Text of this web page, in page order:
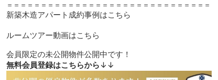
＝＝＝＝＝＝＝＝＝＝＝＝＝＝＝＝＝＝＝＝＝＝＝＝＝＝＝＝＝＝
新築木造アパート成約事例はこちら
ルームツアー動画はこちら
会員限定の未公開物件公開中です！
無料会員登録はこちらから ↓↓